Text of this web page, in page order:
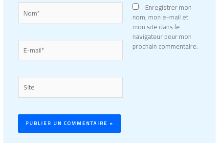
Nom*
E-
mail*
Site
Enregistrer mon
nom, mon e-mail et
mon site dans le
navigateur pour mon
prochain commentaire.